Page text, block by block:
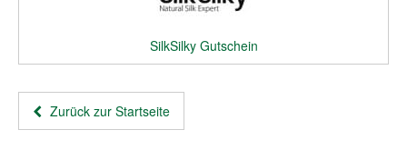
SilkSilky Gutschein
Zurück zur Startseite